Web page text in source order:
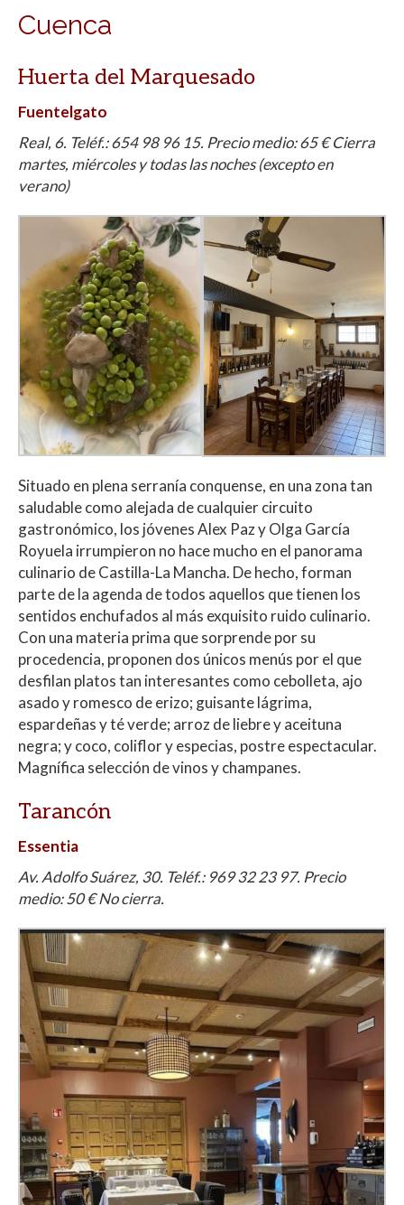
Cuenca
Huerta del Marquesado
Fuentelgato
Real, 6. Teléf.: 654 98 96 15. Precio medio: 65 € Cierra
martes, miércoles y todas las noches (excepto en
verano)
Situado en plena serranía conquense, en una zona tan
saludable como alejada de cualquier circuito
gastronómico, los jóvenes Alex Paz y Olga García
Royuela irrumpieron no hace mucho en el panorama
culinario de Castilla-La Mancha. De hecho, forman
parte de la agenda de todos aquellos que tienen los
sentidos enchufados al más exquisito ruido culinario.
Con una materia prima que sorprende por su
procedencia, proponen dos únicos menús por el que
desfilan platos tan interesantes como cebolleta, ajo
asado y romesco de erizo; guisante lágrima,
espardeñas y té verde; arroz de liebre y aceituna
negra; y coco, coliflor y especias, postre espectacular.
Magnífica selección de vinos y champanes.
Tarancón
Essentia
Av. Adolfo Suárez, 30. Teléf.: 969 32 23 97. Precio
medio: 50 € No cierra.